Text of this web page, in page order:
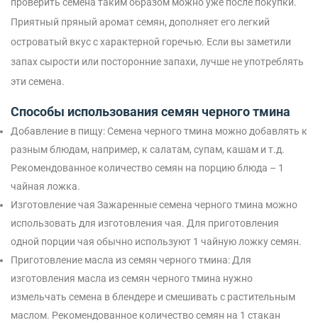
Приятный пряный аромат семян, дополняет его легкий
островатый вкус с характерной горечью. Если вы заметили
запах сырости или посторонние запахи, лучше не употреблять
эти семена.
Способы использования семян черного тмина
Добавление в пищу: Семена черного тмина можно добавлять к
разным блюдам, например, к салатам, супам, кашам и т.д.
Рекомендованное количество семян на порцию блюда – 1
чайная ложка.
Изготовление чая Зажаренные семена черного тмина можно
использовать для изготовления чая. Для приготовления
одной порции чая обычно используют 1 чайную ложку семян.
Приготовление масла из семян черного тмина: Для
изготовления масла из семян черного тмина нужно
измельчать семена в блендере и смешивать с растительным
маслом. Рекомендованное количество семян на 1 стакан